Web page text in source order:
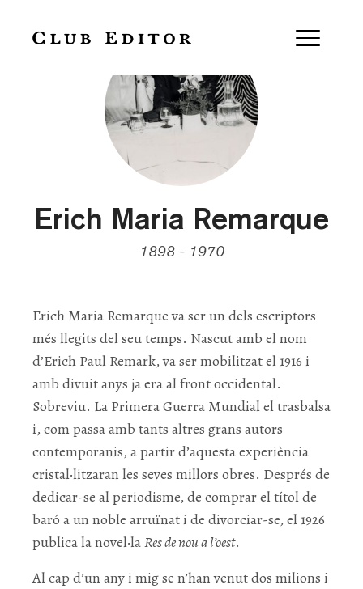
Erich Maria Remarque
1898 - 1970
Erich Maria Remarque va ser un dels escriptors
més llegits del seu temps. Nascut amb el nom
d’Erich Paul Remark, va ser mobilitzat el 1916 i
amb divuit anys ja era al front occidental.
Sobreviu. La Primera Guerra Mundial el trasbalsa
i, com passa amb tants altres grans autors
contemporanis, a partir d’aquesta experiència
cristal·litzaran les seves millors obres. Després de
dedicar-se al periodisme, de comprar el títol de
baró a un noble arruïnat i de divorciar-se, el 1926
publica la novel·laRes de nou a l’oest.
Al cap d’un any i mig se n’han venut dos milions i